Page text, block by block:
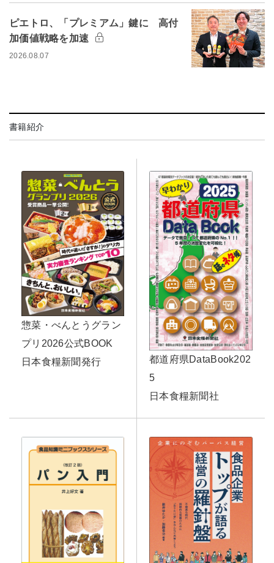
ピエトロ、「プレミアム」鍵に 高付
加価値戦略を加速
2026.08.07
書籍紹介
惣菜・べんとうグラン
プリ2026公式BOOK
日本食糧新聞発行
都道府県DataBook202
5
日本食糧新聞社